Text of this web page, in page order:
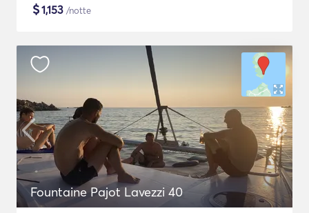
$1,153 /notte
Fountaine Pajot Lavezzi 40